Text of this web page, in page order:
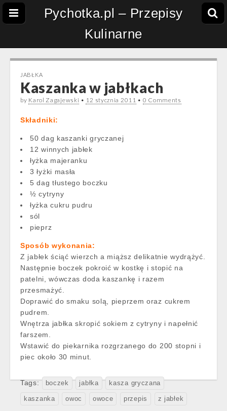
Pychotka.pl – Przepisy
Kulinarne
JABŁKA
Kaszanka w jabłkach
by Karol Zagajewski • 12 stycznia 2011 • 0 Comments
Składniki:
50 dag kaszanki gryczanej
12 winnych jabłek
łyżka majeranku
3 łyżki masła
5 dag tłustego boczku
½ cytryny
łyżka cukru pudru
sól
pieprz
Sposób wykonania:
Z jabłek ściąć wierzch a miąższ delikatnie wydrążyć.
Następnie boczek pokroić w kostkę i stopić na
patelni, wówczas doda kaszankę i razem
przesmażyć.
Doprawić do smaku solą, pieprzem oraz cukrem
pudrem.
Wnętrza jabłka skropić sokiem z cytryny i napełnić
farszem.
Wstawić do piekarnika rozgrzanego do 200 stopni i
piec około 30 minut.
Tags: boczek jabłka kasza gryczana
kaszanka owoc owoce przepis z jabłek